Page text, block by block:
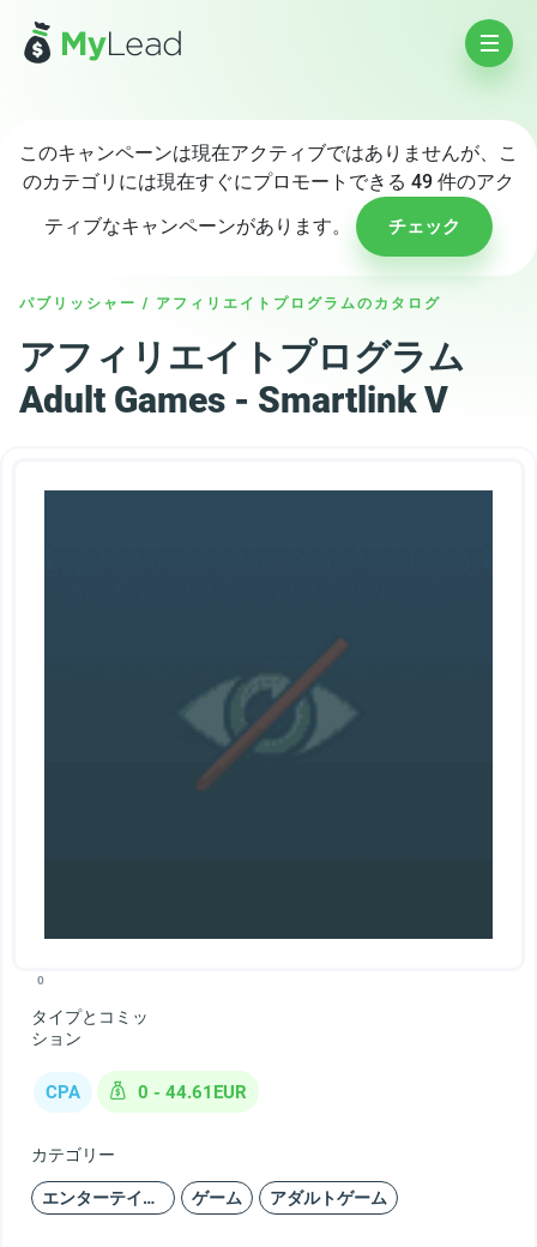
このキャンペーンは現在アクティブではありませんが、こ
のカテゴリには現在すぐにプロモートできる 49 件のアク
ティブなキャンペーンがあります。
チェック
パブリッシャー / アフィリエイトプログラムのカタログ
アフィリエイトプログラム
Adult Games - Smartlink V
0
タイプとコミッ
ション
CPA 0 - 44.61EUR
カテゴリー
エンターテインメント ゲーム アダルトゲーム